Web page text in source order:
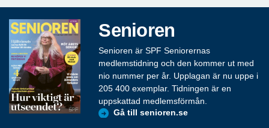
Senioren
Senioren är SPF Seniorernas
medlemstidning och den kommer ut med
nio nummer per år. Upplagan är nu uppe i
205 400 exemplar. Tidningen är en
uppskattad medlemsförmån.
Gå till senioren.se